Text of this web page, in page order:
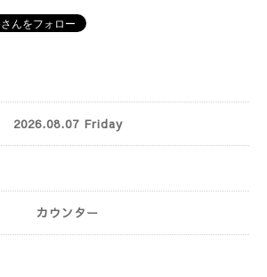
2026.08.07 Friday
カウンター